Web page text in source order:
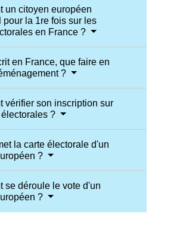
un citoyen européen
pour la 1re fois sur les
en France ?
en France, que faire en
?
vérifier son inscription sur
électorales ?
la carte électorale d'un
?
se déroule le vote d'un
?